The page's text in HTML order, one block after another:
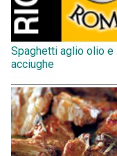
Spaghetti aglio olio e
acciughe